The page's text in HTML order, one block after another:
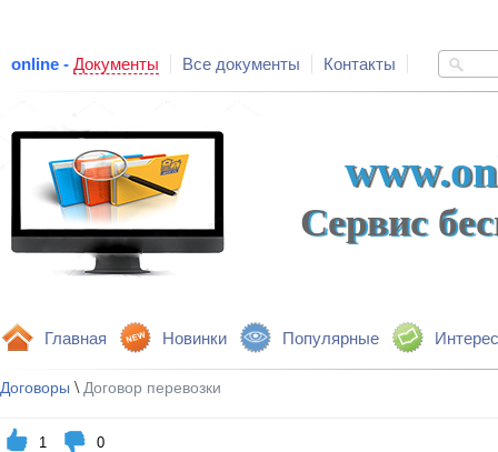
online - Документы Все документы Контакты
Сервис
Главная Новинки Популярные
Договоры \ Договор перевозки
1 0